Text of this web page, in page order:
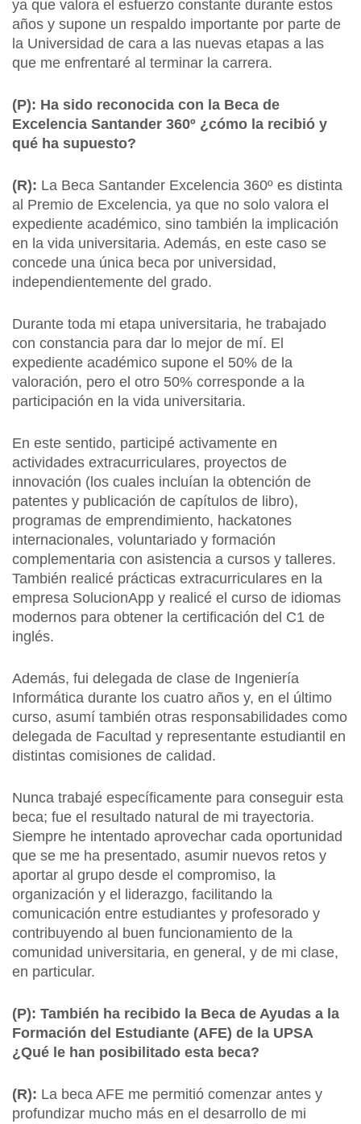
ya que valora el esfuerzo constante durante estos
años y supone un respaldo importante por parte de
la Universidad de cara a las nuevas etapas a las
que me enfrentaré al terminar la carrera.
(P): Ha sido reconocida con la Beca de
Excelencia Santander 360º ¿cómo la recibió y
qué ha supuesto?
(R): La Beca Santander Excelencia 360º es distinta
al Premio de Excelencia, ya que no solo valora el
expediente académico, sino también la implicación
en la vida universitaria. Además, en este caso se
concede una única beca por universidad,
independientemente del grado.
Durante toda mi etapa universitaria, he trabajado
con constancia para dar lo mejor de mí. El
expediente académico supone el 50% de la
valoración, pero el otro 50% corresponde a la
participación en la vida universitaria.
En este sentido, participé activamente en
actividades extracurriculares, proyectos de
innovación (los cuales incluían la obtención de
patentes y publicación de capítulos de libro),
programas de emprendimiento, hackatones
internacionales, voluntariado y formación
complementaria con asistencia a cursos y talleres.
También realicé prácticas extracurriculares en la
empresa SolucionApp y realicé el curso de idiomas
modernos para obtener la certificación del C1 de
inglés.
Además, fui delegada de clase de Ingeniería
Informática durante los cuatro años y, en el último
curso, asumí también otras responsabilidades como
delegada de Facultad y representante estudiantil en
distintas comisiones de calidad.
Nunca trabajé específicamente para conseguir esta
beca; fue el resultado natural de mi trayectoria.
Siempre he intentado aprovechar cada oportunidad
que se me ha presentado, asumir nuevos retos y
aportar al grupo desde el compromiso, la
organización y el liderazgo, facilitando la
comunicación entre estudiantes y profesorado y
contribuyendo al buen funcionamiento de la
comunidad universitaria, en general, y de mi clase,
en particular.
(P): También ha recibido la Beca de Ayudas a la
Formación del Estudiante (AFE) de la UPSA
¿Qué le han posibilitado esta beca?
(R): La beca AFE me permitió comenzar antes y
profundizar mucho más en el desarrollo de mi